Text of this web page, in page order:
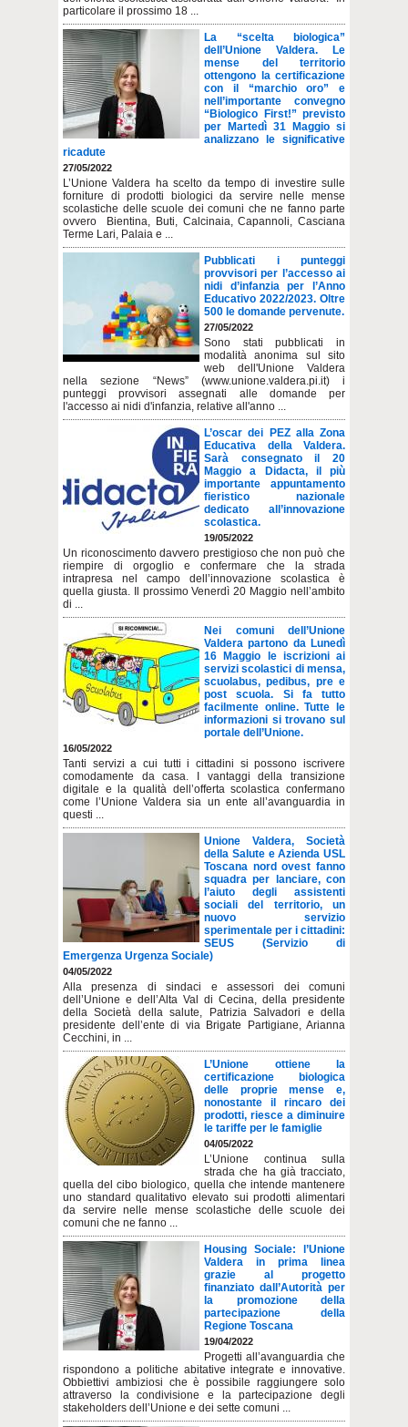
particolare il prossimo 18 ...
La “scelta biologica”
dell’Unione Valdera. Le
mense del territorio
ottengono la certificazione
con il “marchio oro” e
nell’importante convegno
“Biologico First!” previsto
per Martedì 31 Maggio si
analizzano le significative
ricadute
27/05/2022
L’Unione Valdera ha scelto da tempo di investire sulle
forniture di prodotti biologici da servire nelle mense
scolastiche delle scuole dei comuni che ne fanno parte
ovvero Bientina, Buti, Calcinaia, Capannoli, Casciana
Terme Lari, Palaia e ...
Pubblicati i punteggi
provvisori per l’accesso ai
nidi d’infanzia per l’Anno
Educativo 2022/2023. Oltre
500 le domande pervenute.
27/05/2022
Sono stati pubblicati in
modalità anonima sul sito
web dell'Unione Valdera
nella sezione “News” (www.unione.valdera.pi.it) i
punteggi provvisori assegnati alle domande per
l'accesso ai nidi d'infanzia, relative all'anno ...
L’oscar dei PEZ alla Zona
Educativa della Valdera.
Sarà consegnato il 20
Maggio a Didacta, il più
importante appuntamento
fieristico nazionale
dedicato all’innovazione
scolastica.
19/05/2022
Un riconoscimento davvero prestigioso che non può che
riempire di orgoglio e confermare che la strada
intrapresa nel campo dell’innovazione scolastica è
quella giusta. Il prossimo Venerdì 20 Maggio nell’ambito
di ...
Nei comuni dell’Unione
Valdera partono da Lunedì
16 Maggio le iscrizioni ai
servizi scolastici di mensa,
scuolabus, pedibus, pre e
post scuola. Si fa tutto
facilmente online. Tutte le
informazioni si trovano sul
portale dell’Unione.
16/05/2022
Tanti servizi a cui tutti i cittadini si possono iscrivere
comodamente da casa. I vantaggi della transizione
digitale e la qualità dell’offerta scolastica confermano
come l’Unione Valdera sia un ente all’avanguardia in
questi ...
Unione Valdera, Società
della Salute e Azienda USL
Toscana nord ovest fanno
squadra per lanciare, con
l’aiuto degli assistenti
sociali del territorio, un
nuovo servizio
sperimentale per i cittadini:
SEUS (Servizio di
Emergenza Urgenza Sociale)
04/05/2022
Alla presenza di sindaci e assessori dei comuni
dell’Unione e dell’Alta Val di Cecina, della presidente
della Società della salute, Patrizia Salvadori e della
presidente dell’ente di via Brigate Partigiane, Arianna
Cecchini, in ...
L’Unione ottiene la
certificazione biologica
delle proprie mense e,
nonostante il rincaro dei
prodotti, riesce a diminuire
le tariffe per le famiglie
04/05/2022
L’Unione continua sulla
strada che ha già tracciato,
quella del cibo biologico, quella che intende mantenere
uno standard qualitativo elevato sui prodotti alimentari
da servire nelle mense scolastiche delle scuole dei
comuni che ne fanno ...
Housing Sociale: l’Unione
Valdera in prima linea
grazie al progetto
finanziato dall’Autorità per
la promozione della
partecipazione della
Regione Toscana
19/04/2022
Progetti all’avanguardia che
rispondono a politiche abitative integrate e innovative.
Obbiettivi ambiziosi che è possibile raggiungere solo
attraverso la condivisione e la partecipazione degli
stakeholders dell’Unione e dei sette comuni ...